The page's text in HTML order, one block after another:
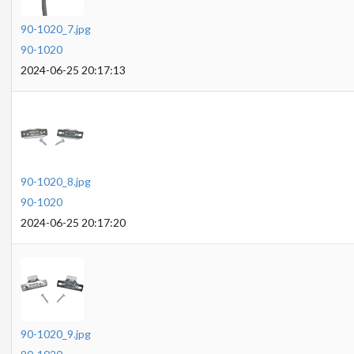
90-1020_7.jpg
90-1020
2024-06-25 20:17:13
90-1020_8.jpg
90-1020
2024-06-25 20:17:20
90-1020_9.jpg